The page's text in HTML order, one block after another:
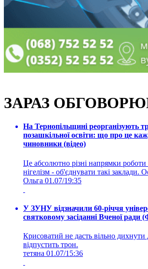
ЗАРАЗ
На Тернопільщині реорганізують
позашкільної освіти: що про це
чиновники (відео)
Це абсолютно різні напрямки
нігелізм - об'єднувати такі заклади.
Ольга 01.07/19:35
У ЗУНУ відзначили 60-річчя
святковому засіданні Вченої
Крисоватий не дасть вільно
відпустить трон.
тетяна 01.07/15:36